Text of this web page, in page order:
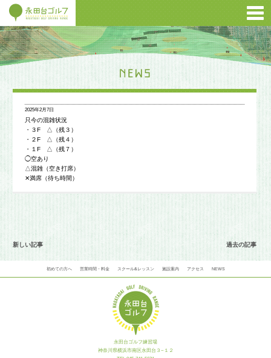
2025年2月7日
只今の混雑状況
・３F △（残３）
・２F △（残４）
・１F △（残７）
◯空あり
△混雑（空き打席）
✕満席（待ち時間）
新しい記事 過去の記事
初めての方へ 営業時間・料金 スクール&レッスン 施設案内 アクセス NEWS
永田台ゴルフ練習場
神奈川県横浜市南区永田台３−１２